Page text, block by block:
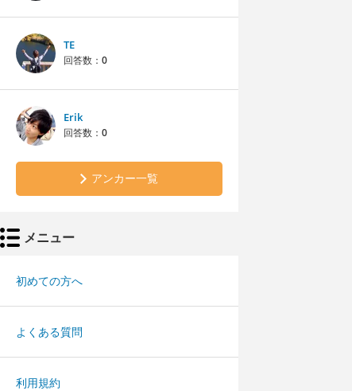
TE
回答数： 0
Erik
回答数： 0
アンカー一覧
メニュー
初めての方へ
よくある質問
利用規約